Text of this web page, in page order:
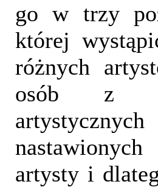
go w trzy
której
różnych
osób z
artysty i